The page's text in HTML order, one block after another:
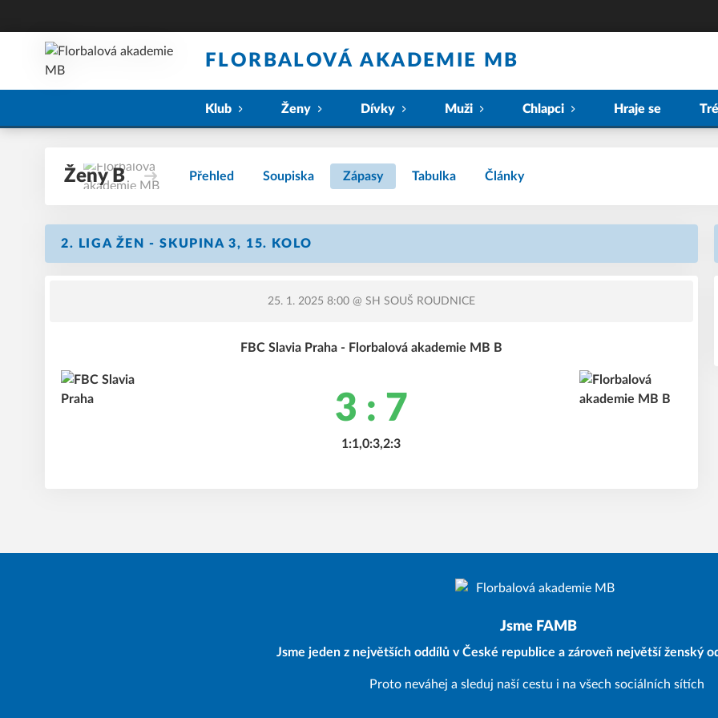
FLORBALOVÁ AKADEMIE MB
Klub Ženy Dívky Muži Chlapci Hraje se
Ženy B Přehled Soupiska Zápasy Tabulka Články
2. LIGA ŽEN - SKUPINA 3, 15. KOLO
25. 1. 2025 8:00@ SH SOUŠ ROUDNICE
FBC Slavia Praha - Florbalová akademie MB B
3 : 7
1:1,0:3,2:3
Jsme FAMB
Jsme jeden z největších oddílů v České republice a zároveň největší ženský
Proto neváhej a sleduj naší cestu i na všech sociálních sítích